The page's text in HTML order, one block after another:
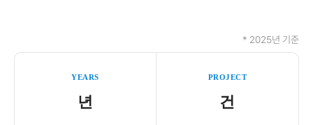
* 2025년 기준
YEARS
년
PROJECT
건